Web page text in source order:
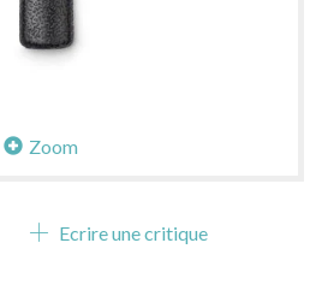
Zoom
Ecrire une critique